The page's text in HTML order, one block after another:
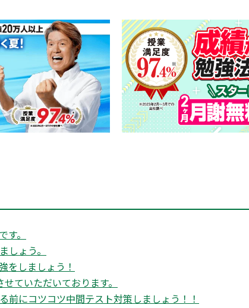
。
しょう。
をしましょう！
ていただいております。
前にコツコツ中間テスト対策しましょう！！